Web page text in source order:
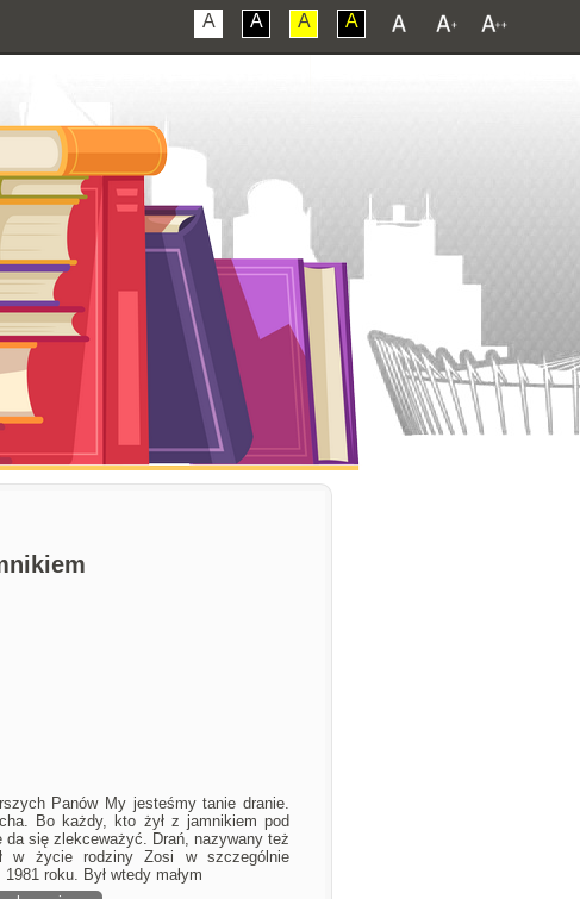
A A A A
Panów My jesteśmy tanie dranie.
Bo każdy, kto żył z jamnikiem pod
się zlekceważyć. Drań, nazywany też
w życie rodziny Zosi w szczególnie
roku. Był wtedy małym